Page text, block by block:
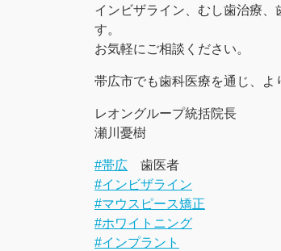
インビザライン、むし歯治療
す。
お気軽にご相談ください。
帯広市でも歯科医療を通じ、よ
レオングループ統括院長
瀬川憂樹
#帯広 歯医者
#インビザライン
#マウスピース矯正
#ホワイトニング
#インプラント